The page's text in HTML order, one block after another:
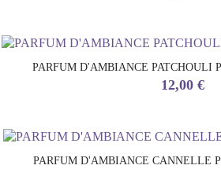
PARFUM D'AMBIANCE PATCHOULI
Prix
12,00 €
PARFUM D'AMBIANCE CANNELLE